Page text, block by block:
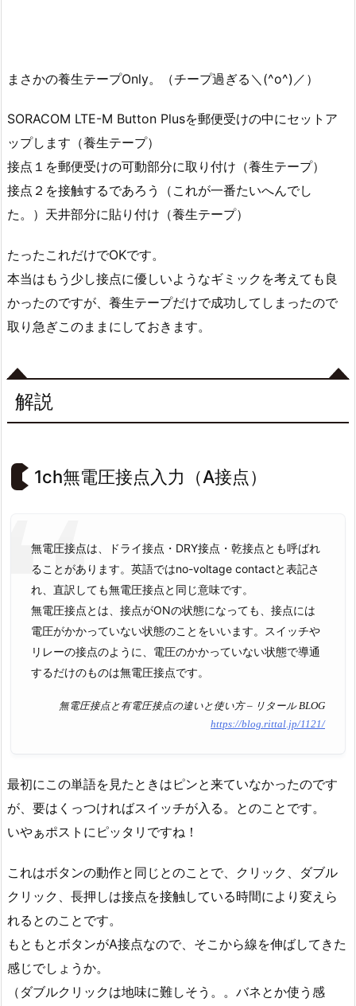
まさかの養生テープOnly。（チープ過ぎる＼(^o^)／）
SORACOM LTE-M Button Plusを郵便受けの中にセットア
ップします（養生テープ）
接点１を郵便受けの可動部分に取り付け（養生テープ）
接点２を接触するであろう（これが一番たいへんでし
た。）天井部分に貼り付け（養生テープ）
たったこれだけでOKです。
本当はもう少し接点に優しいようなギミックを考えても良
かったのですが、養生テープだけで成功してしまったので
取り急ぎこのままにしておきます。
解説
1ch無電圧接点入力（A接点）
無電圧接点は、ドライ接点・DRY接点・乾接点とも呼ばれ
ることがあります。英語ではno-voltage contactと表記さ
れ、直訳しても無電圧接点と同じ意味です。
無電圧接点とは、接点がONの状態になっても、接点には
電圧がかかっていない状態のことをいいます。スイッチや
リレーの接点のように、電圧のかかっていない状態で導通
するだけのものは無電圧接点です。
無電圧接点と有電圧接点の違いと使い方 – リタール BLOG
https://blog.rittal.jp/1121/
最初にこの単語を見たときはピンと来ていなかったのです
が、要はくっつければスイッチが入る。とのことです。
いやぁポストにピッタリですね！
これはボタンの動作と同じとのことで、クリック、ダブル
クリック、長押しは接点を接触している時間により変えら
れるとのことです。
もともとボタンがA接点なので、そこから線を伸ばしてきた
感じでしょうか。
（ダブルクリックは地味に難しそう。。バネとか使う感